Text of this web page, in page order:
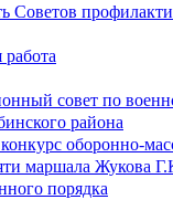
Советов
совет по
района
оборонно-
маршала Жукова
порядка